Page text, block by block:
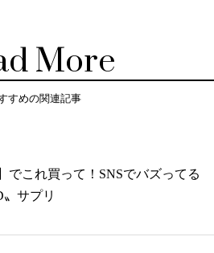
More
すめの関連記事
でこれ買って！SNSでバズってる
〟サプリ